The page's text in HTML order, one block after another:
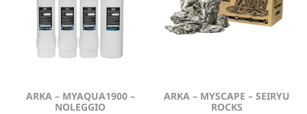
ARKA – MYAQUA1900 –
NOLEGGIO
ARKA – MYSCAPE – SEIRYU
ROCKS